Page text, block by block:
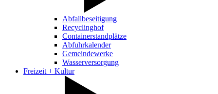
Abfallbeseitigung
Recyclinghof
Containerstandplätze
Abfuhrkalender
Gemeindewerke
Wasserversorgung
Freizeit + Kultur